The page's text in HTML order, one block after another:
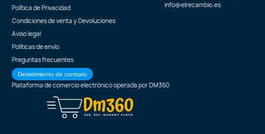
Política de Privacidad
Condiciones de venta y Devoluciones
Aviso legal
Políticas de envío
Preguntas frecuentes
Desistimiento de contrato
info@elrecambio.es
Plataforma de comercio electrónico operada porDM360